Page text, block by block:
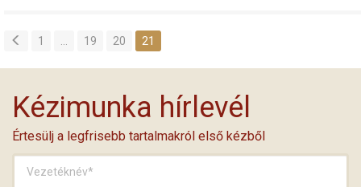
1 … 19 20 21
Kézimunka hírlevél
Értesülj a legfrisebb tartalmakról első kézből